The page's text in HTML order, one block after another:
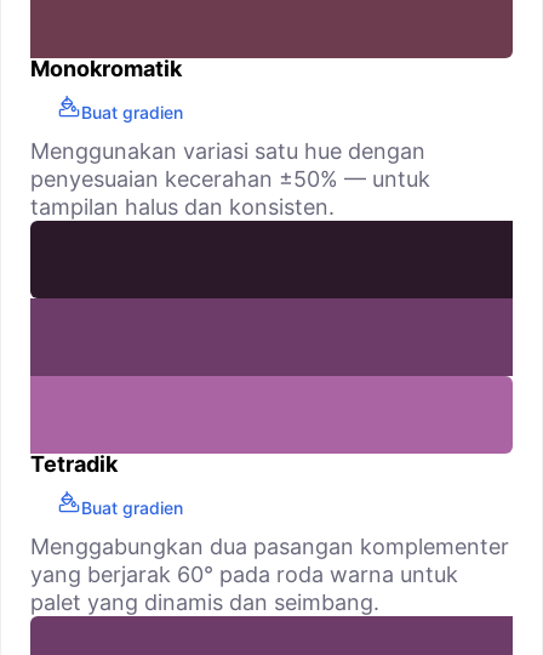
Monokromatik
Buat gradien
Menggunakan variasi satu hue dengan
penyesuaian kecerahan ±50% — untuk
tampilan halus dan konsisten.
Tetradik
Buat gradien
Menggabungkan dua pasangan komplementer
yang berjarak 60° pada roda warna untuk
palet yang dinamis dan seimbang.